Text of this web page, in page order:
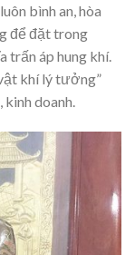
bình an, hòa
để đặt trong
trấn áp hung khí.
khí lý tưởng”
doanh.